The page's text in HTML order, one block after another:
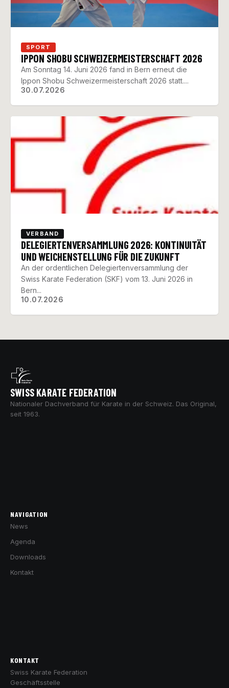
SPORT
30.07.2026
IPPON SHOBU SCHWEIZERMEISTERSCHAFT 2026
Am Sonntag 14. Juni 2026 fand in Bern erneut die
Ippon Shobu Schweizermeisterschaft 2026 statt....
VERBAND
10.07.2026
DELEGIERTENVERSAMMLUNG 2026: KONTINUITÄT
UND WEICHENSTELLUNG FÜR DIE ZUKUNFT
An der ordentlichen Delegiertenversammlung der
Swiss Karate Federation (SKF) vom 13. Juni 2026 in
Bern...
SWISS KARATE FEDERATION
Nationaler Dachverband für Karate in der Schweiz. Das Original,
seit 1963.
NAVIGATION
News
Agenda
Downloads
Kontakt
KONTAKT
Swiss Karate Federation
Geschäftsstelle